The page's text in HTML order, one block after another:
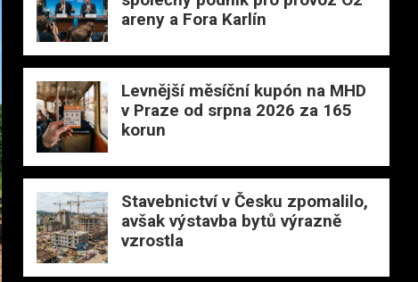
areny a Fora Karlín
Levnější měsíční kupón na MHD
v Praze od srpna 2026 za 165
korun
Stavebnictví v Česku zpomalilo,
avšak výstavba bytů výrazně
vzrostla